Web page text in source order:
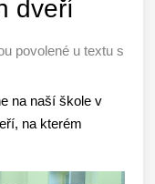
dveří
povolené u textu s
na naší škole v
na kterém